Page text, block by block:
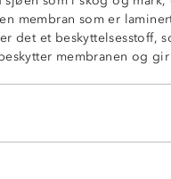
membran som er
det et beskyttelsesstoff,
membranen og gir
under ermene
i bakhodet og
på ermer